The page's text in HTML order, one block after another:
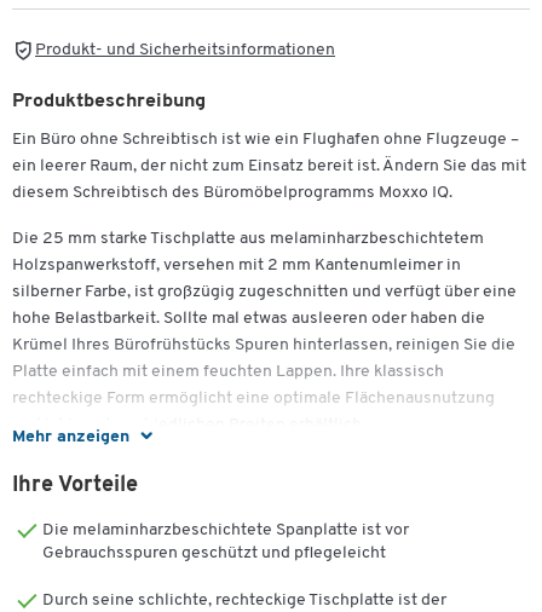
Produkt- und Sicherheitsinformationen
Mehr anzeigen
Produktbeschreibung
Ein Büro ohne Schreibtisch ist wie ein Flughafen ohne Flugzeuge –
ein leerer Raum, der nicht zum Einsatz bereit ist. Ändern Sie das mit
diesem Schreibtisch des Büromöbelprogramms Moxxo IQ.
Die 25 mm starke Tischplatte aus melaminharzbeschichtetem
Holzspanwerkstoff, versehen mit 2 mm Kantenumleimer in
silberner Farbe, ist großzügig zugeschnitten und verfügt über eine
hohe Belastbarkeit. Sollte mal etwas ausleeren oder haben die
Krümel Ihres Bürofrühstücks Spuren hinterlassen, reinigen Sie die
Platte einfach mit einem feuchten Lappen. Ihre klassisch
rechteckige Form ermöglicht eine optimale Flächenausnutzung
und ist in unterschiedlichen Breiten erhältlich.
Der Schreibtisch hat ein pulverbeschichtetes Stahlgestell in Form
ausgerichtet. Mit den Bodenausgleichsschrauben stellen Sie Ihren
Schreibtisch immer eben auf, egal, auf welchem Bodenbelag.
Für die passende Aufbewahrung am Arbeitsplatz sorgt ein Roll-
Ihre Vorteile
Die melaminharzbeschichtete Spanplatte ist vor
Gebrauchsspuren geschützt und pflegeleicht
Durch seine schlichte, rechteckige Tischplatte ist der